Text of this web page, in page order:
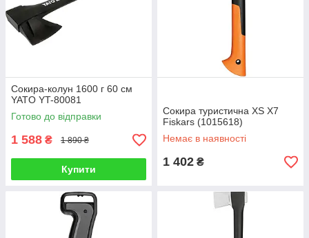
Сокира-колун 1600 г 60 см
YATO YT-80081
Готово до відправки
1 588 ₴ 1 890 ₴
Купити
Сокира туристична XS Х7
Fiskars (1015618)
Немає в наявності
1 402 ₴